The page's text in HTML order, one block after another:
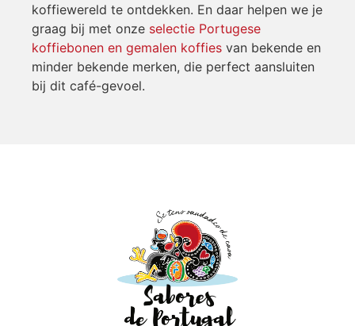
koffiewereld te ontdekken. En daar helpen we je
graag bij met onze selectie Portugese
koffiebonen en gemalen koffies van bekende en
minder bekende merken, die perfect aansluiten
bij dit café-gevoel.